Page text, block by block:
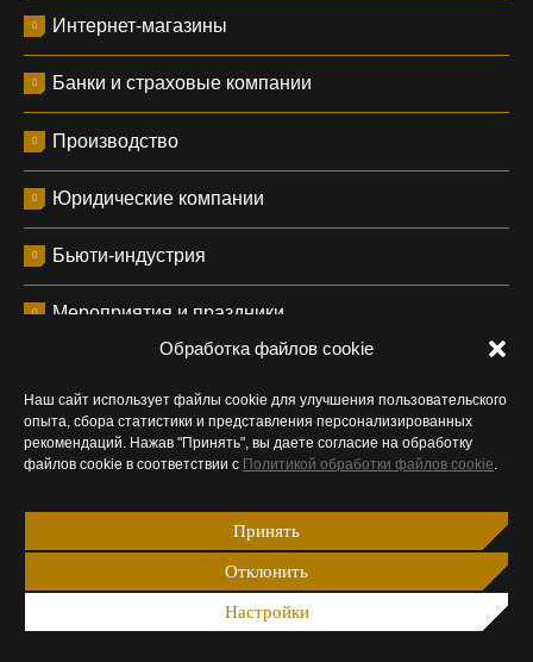
Обработка файлов cookie
Наш сайт использует файлы cookie для улучшения пользовательского
опыта, сбора статистики и представления персонализированных
рекомендаций. Нажав "Принять", вы даете согласие на обработку
файлов cookie в соответствии с Политикой обработки файлов cookie.
Принять
Отклонить
Настройки
Интернет-магазины
Банки и страховые компании
Производство
Юридические компании
Бьюти-индустрия
Мероприятия и праздники
Инженерные компании
Строительные и отделочные работы
Спорт и фитнес